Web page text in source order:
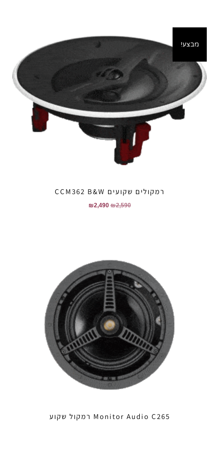
מבצע!
רמקולים שקועים CCM362 B&W
₪2,590
₪2,490
Monitor Audio C265 רמקול שקוע